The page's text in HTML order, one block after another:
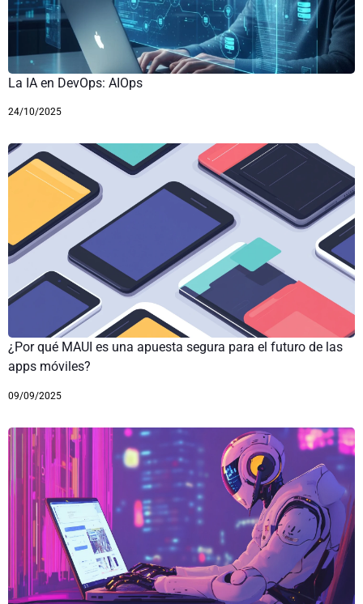
La IA en DevOps: AIOps
24/10/2025
¿Por qué MAUI es una apuesta segura para el futuro de las
apps móviles?
09/09/2025